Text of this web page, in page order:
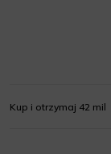
Kup i otrzymaj 42 mil